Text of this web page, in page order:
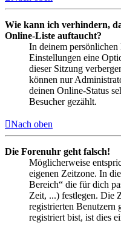
Wie kann ich verhindern,
Online-Liste auftaucht?
In deinem
Einstellungen eine
dieser Sitzung
können nur
deinen Online-Status
Besucher gezählt.
Nach oben
Die Forenuhr geht falsch!
Möglicherweise
eigenen Zeitzone. In
Bereich“ die für dich
Zeit, ...) festlegen. Die
registrierten Benutzern
registriert bist, ist dies